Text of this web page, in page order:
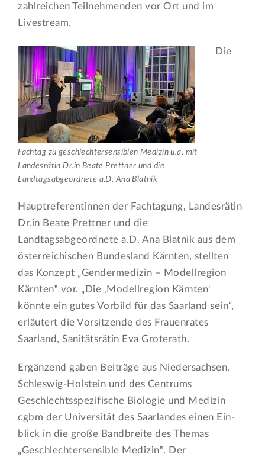
zahlreichen Teilnehmenden vor Ort und im
Livestream.
Fachtag zu geschlechtersensiblen Medizin u.a. mit
Landesrätin Dr.in Beate Prettner und die
Landtagsabgeordnete a.D. Ana Blatnik
Die
Hauptreferentinnen der Fachtagung, Landesrätin
Dr.in Beate Prettner und die
Landtagsabgeordnete a.D. Ana Blatnik aus dem
österreichischen Bundesland Kärnten, stellten
das Konzept „Gendermedizin – Modellregion
Kärnten‟ vor. „Die ‚Modellregion Kärnten‘
könnte ein gutes Vorbild für das Saarland sein“,
erläutert die Vorsitzende des Frauenrates
Saarland, Sanitätsrätin Eva Groterath.
Ergänzend gaben Beiträge aus Niedersachsen,
Schleswig-Holstein und des Centrums
Geschlechtsspezifische Biologie und Medizin
cgbm der Universität des Saarlandes einen Ein­
blick in die große Bandbreite des Themas
„Geschlechtersensible Medizin‟. Der